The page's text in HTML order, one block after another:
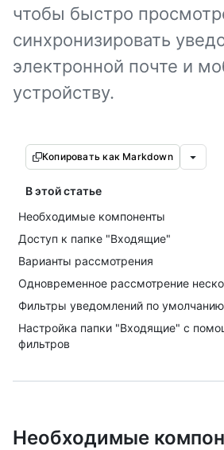
чтобы быстро
синхронизировать
электронной почте и
устройству.
Копировать как Markdown
В этой статье
Необходимые компоненты
Доступ к папке "Входящие"
Варианты рассмотрения
Одновременное рассмотрение
Фильтры уведомлений по умолчанию
Настройка папки "Входящие" с
фильтров
Необходимые